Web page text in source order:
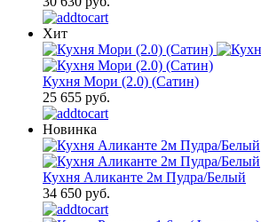
Хит
Кухня Мори (2.0) (Сатин)
25 655 руб.
Новинка
Кухня Аликанте 2м Пудра/Белый
34 650 руб.